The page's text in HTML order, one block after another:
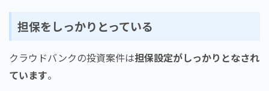
担保をしっかりとっている
クラウドバンクの投資案件は担保設定がしっかりとなされ
ています。